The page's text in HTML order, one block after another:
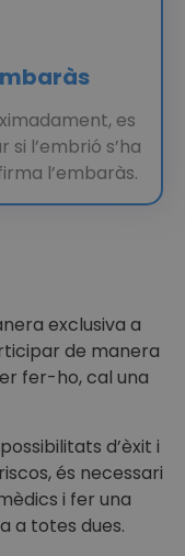
es
l’embrió s’ha
l’embaràs.
exclusiva a
de manera
fer-ho, cal una
d’èxit i
és necessari
i fer una
a totes dues.